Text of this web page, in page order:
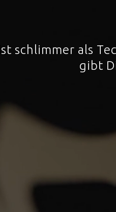
schlimmer als
gibt